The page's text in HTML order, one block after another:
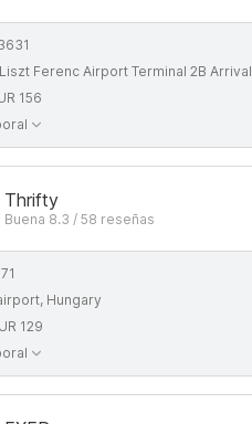
Ferenc Airport Terminal 2B Arrival Level
156
Thrifty
Buena 8.3 / 58 reseñas
Hungary
129